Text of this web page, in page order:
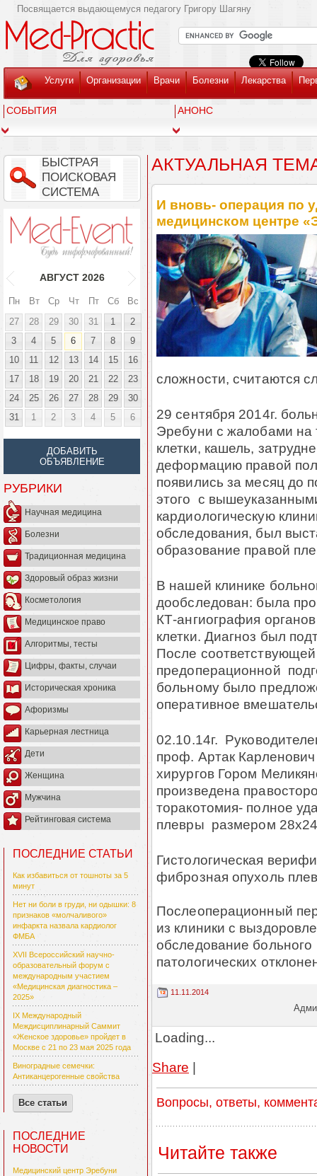
Посвящается выдающемуся педагогу Григору Шагяну
Услуги Организации Врачи Болезни Лекарства
СОБЫТИЯ АНОНС
БЫСТРАЯ
ПОИСКОВАЯ
СИСТЕМА
АВГУСТ 2026
Пн Вт Ср Чт Пт Сб
Вс
27
28 29 30 31 1
2
3
4 5 6 7 8
9
10
11 12 13 14 15
16
17
18 19 20 21 22
23
24
25 26 27 28 29
30
31
1 2 3 4 5 6
ДОБАВИТЬ
ОБЪЯВЛЕНИЕ
РУБРИКИ
Научная медицина
Болезни
Традиционная медицина
Здоровый образ жизни
Косметология
Медицинское право
Алгоритмы, тесты
Цифры, факты, случаи
Историческая хроника
Афоризмы
Карьерная лестница
Дети
Женщина
Мужчина
Рейтинговая система
ПОСЛЕДНИЕ СТАТЬИ
Как избавиться от тошноты за 5
минут
Нет ни боли в груди, ни одышки: 8
признаков «молчаливого»
инфаркта назвала кардиолог
ФМБА
XVII Всероссийский научно-
образовательный форум с
международным участием
«Медицинская диагностика –
2025»
IX Международный
Междисциплинарный Саммит
«Женское здоровье» пройдет в
Москве с 21 по 23 мая 2025 года
Виноградные семечки:
Антиканцерогенные свойства
Все статьи
ПОСЛЕДНИЕ
НОВОСТИ
Медицинский центр Эребуни
АКТУАЛЬНАЯ
И вновь- операция по
медицинском центре
сложности, считаются
29 сентября 2014г.
Эребуни с жалобами на
клетки, кашель,
деформацию правой
появились за месяц до
этого с
кардиологическую
обследования, был
образование правой
В нашей клинике
дообследован: была
КТ-ангиография
клетки. Диагноз был
После соответствующей
предоперационной
больному было
оперативное
02.10.14г.
проф. Артак
хирургов Гором
произведена
торакотомия- полное
плевры размером
Гистологическая
фиброзная опухоль
Послеоперационный
из клиники с
обследование
патологических
11.11.2014
Loading...
Share |
Вопросы, ответы,
Читайте также